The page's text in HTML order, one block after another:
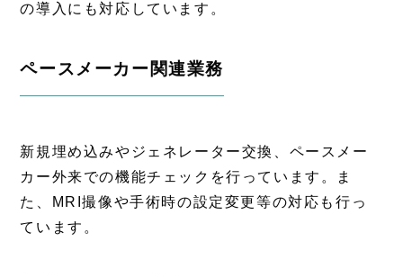
の導入にも対応しています。
ペースメーカー関連業務
新規埋め込みやジェネレーター交換、ペースメー
カー外来での機能チェックを行っています。ま
た、MRI撮像や手術時の設定変更等の対応も行っ
ています。